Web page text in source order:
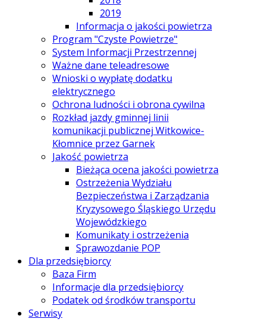
2019
Informacja o jakości powietrza
Program "Czyste Powietrze"
System Informacji Przestrzennej
Ważne dane teleadresowe
Wnioski o wypłatę dodatku
elektrycznego
Ochrona ludności i obrona cywilna
Rozkład jazdy gminnej linii
komunikacji publicznej Witkowice-
Kłomnice przez Garnek
Jakość powietrza
Bieżąca ocena jakości powietrza
Ostrzeżenia Wydziału
Bezpieczeństwa i Zarządzania
Kryzysowego Śląskiego Urzędu
Wojewódzkiego
Komunikaty i ostrzeżenia
Sprawozdanie POP
Dla przedsiębiorcy
Baza Firm
Informacje dla przedsiębiorcy
Podatek od środków transportu
Serwisy